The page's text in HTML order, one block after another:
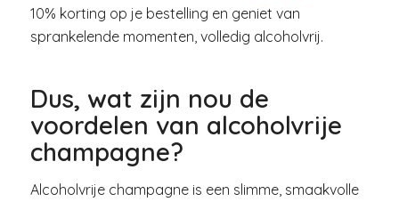
10% korting op je bestelling en geniet van
sprankelende momenten, volledig alcoholvrij.
Dus, wat zijn nou de
voordelen van alcoholvrije
champagne?
Alcoholvrije champagne is een slimme, smaakvolle